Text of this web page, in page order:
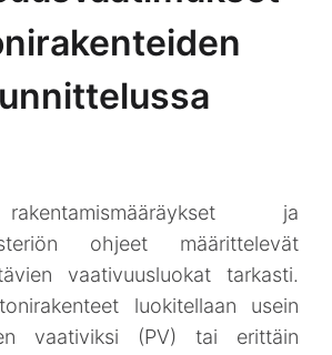
ja
ohjeet määrittelevät
vaativuusluokat tarkasti.
luokitellaan usein
vaativiksi (PV) tai erittäin